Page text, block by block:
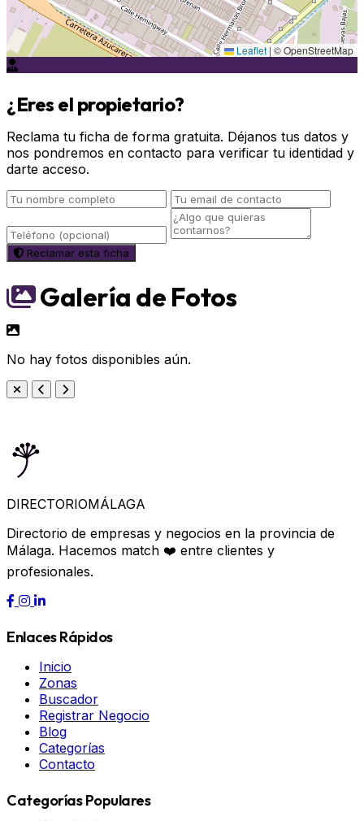
Leaflet|© OpenStreetMap
¿Eres el propietario?
Reclama tu ficha de forma gratuita. Déjanos tus datos y
nos pondremos en contacto para verificar tu identidad y
darte acceso.
Reclamar esta ficha
Galería de Fotos
No hay fotos disponibles aún.
DIRECTORIOMÁLAGA
Directorio de empresas y negocios en la provincia de
Málaga. Hacemos match ❤️ entre clientes y
profesionales.
Enlaces Rápidos
Inicio
Zonas
Buscador
Registrar Negocio
Blog
Categorías
Contacto
Categorías Populares